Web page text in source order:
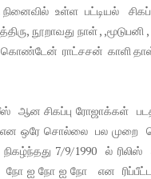
உள்ள பட்டியல்
நூறாவது நாள் , ,மூடுபனி ,
ராட்சசன் காளி
ஆன சிகப்பு ரோஜாக்கள்
ஒரே சொல்லை பல முறை
7/9/1990 ல் ரிலிஸ்
ஐ நோ ஐ நோ ஐ நோ என